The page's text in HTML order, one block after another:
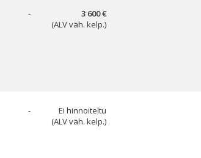
-
3 600 €
(ALV väh. kelp.)
-
Ei hinnoiteltu
(ALV väh. kelp.)